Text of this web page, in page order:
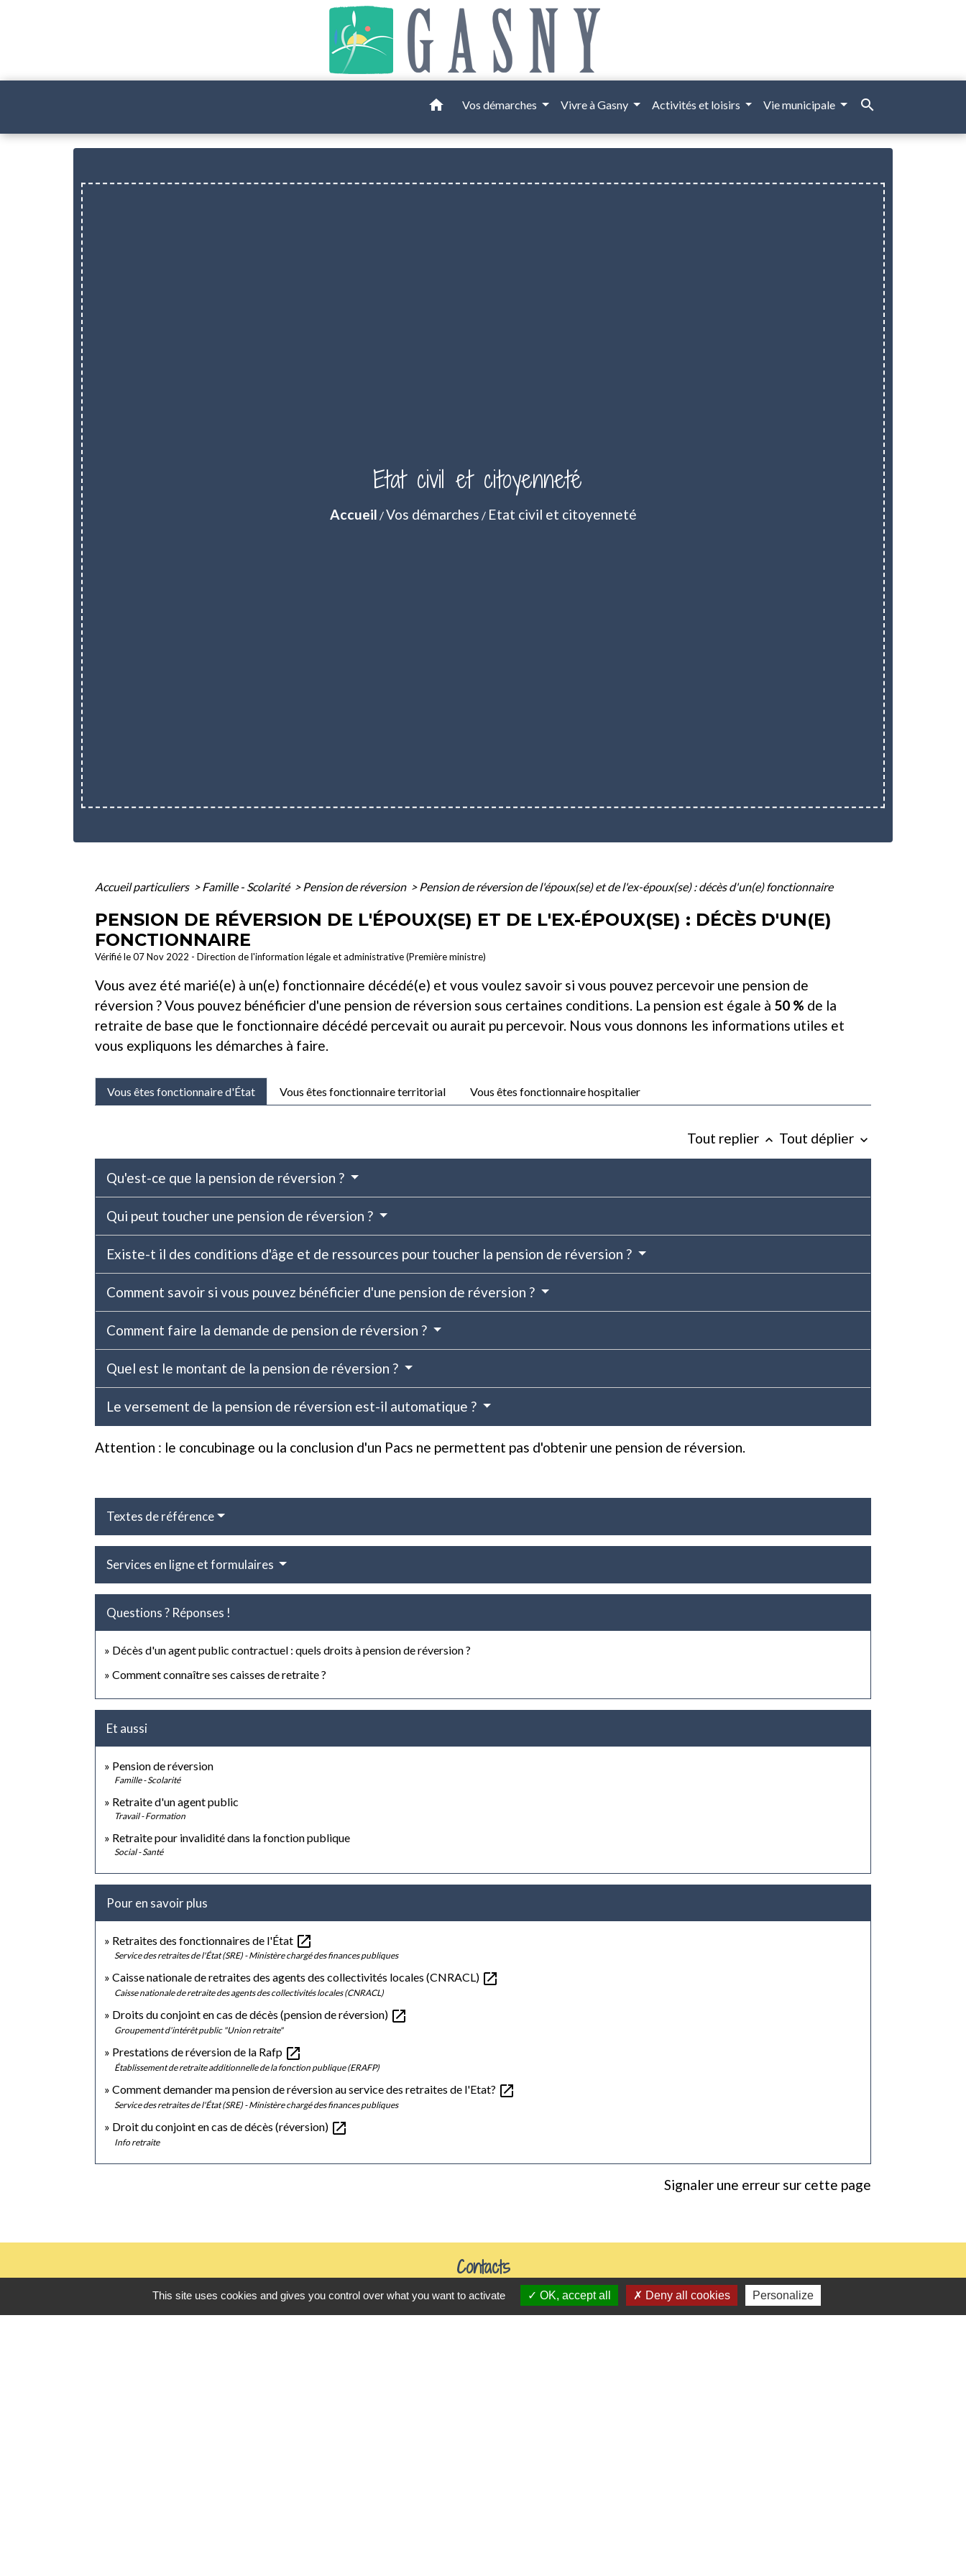
home Vos démarches Vivre à Gasny Activités et loisirs Vie municipale search
Etat civil et citoyenneté
Accueil /Vos démarches / Etat civil et citoyenneté
Accueil particuliers > Famille - Scolarité > Pension de réversion > Pension de réversion de l'époux(se) et de l'ex-époux(se) : décès d'un(e) fonctionnaire
PENSION DE RÉVERSION DE L'ÉPOUX(SE) ET DE L'EX-ÉPOUX(SE) : DÉCÈS D'UN(E)
FONCTIONNAIRE
Vérifié le 07 Nov 2022 - Direction de l'information légale et administrative (Première ministre)
Vous avez été marié(e) à un(e) fonctionnaire décédé(e) et vous voulez savoir si vous pouvez percevoir une pension de
réversion ? Vous pouvez bénéficier d'une pension de réversion sous certaines conditions. La pension est égale à 50 % de la
retraite de base que le fonctionnaire décédé percevait ou aurait pu percevoir. Nous vous donnons les informations utiles et
vous expliquons les démarches à faire.
Vous êtes fonctionnaire d'État Vous êtes fonctionnaire territorial Vous êtes fonctionnaire hospitalier
Tout replier keyboard_arrow_up Tout déplier keyboard_arrow_down
Qu'est-ce que la pension de réversion ?
Qui peut toucher une pension de réversion ?
Existe-t il des conditions d'âge et de ressources pour toucher la pension de réversion ?
Comment savoir si vous pouvez bénéficier d'une pension de réversion ?
Comment faire la demande de pension de réversion ?
Quel est le montant de la pension de réversion ?
Le versement de la pension de réversion est-il automatique ?
Attention : le concubinage ou la conclusion d'un Pacs ne permettent pas d'obtenir une pension de réversion.
Textes de référence
Services en ligne et formulaires
Questions ? Réponses !
Décès d'un agent public contractuel : quels droits à pension de réversion ?
Comment connaître ses caisses de retraite ?
Et aussi
Pension de réversion
Famille - Scolarité
Retraite d'un agent public
Travail - Formation
Retraite pour invalidité dans la fonction publique
Social - Santé
Pour en savoir plus
Retraites des fonctionnaires de l'État open_in_new
Service des retraites de l'État (SRE) - Ministère chargé des finances publiques
Caisse nationale de retraites des agents des collectivités locales (CNRACL) open_in_new
Caisse nationale de retraite des agents des collectivités locales (CNRACL)
Droits du conjoint en cas de décès (pension de réversion) open_in_new
Groupement d'intérêt public "Union retraite"
Prestations de réversion de la Rafp open_in_new
Établissement de retraite additionnelle de la fonction publique (ERAFP)
Comment demander ma pension de réversion au service des retraites de l'Etat? open_in_new
Service des retraites de l'État (SRE) - Ministère chargé des finances publiques
Droit du conjoint en cas de décès (réversion) open_in_new
Info retraite
Signaler une erreur sur cette page
Contacts
Mairie de Gasny
42 rue de Paris
This site uses cookies and gives you control over what you want to activate OK, accept all Deny all cookies Personalize